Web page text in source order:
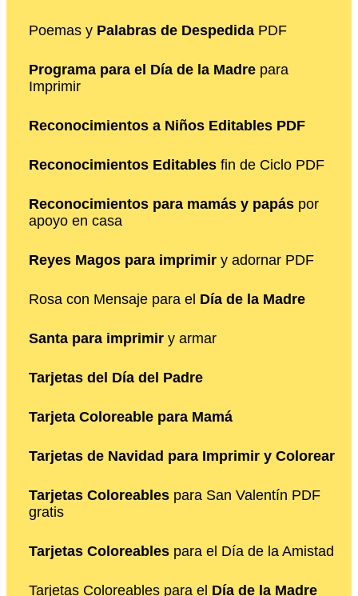
Poemas y Palabras de Despedida PDF
Programa para el Día de la Madre para
Imprimir
Reconocimientos a Niños Editables PDF
Reconocimientos Editables fin de Ciclo PDF
Reconocimientos para mamás y papás por
apoyo en casa
Reyes Magos para imprimir y adornar PDF
Rosa con Mensaje para el Día de la Madre
Santa para imprimir y armar
Tarjetas del Día del Padre
Tarjeta Coloreable para Mamá
Tarjetas de Navidad para Imprimir y Colorear
Tarjetas Coloreables para San Valentín PDF
gratis
Tarjetas Coloreables para el Día de la Amistad
Tarjetas Coloreables para el Día de la Madre